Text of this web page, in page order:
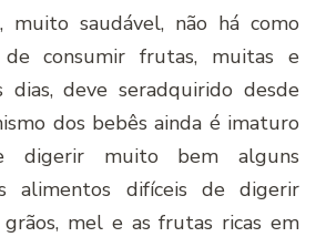
muito saudável, não há como
consumir frutas, muitas e
dias, deve seradquirido desde
dos bebês ainda é imaturo
digerir muito bem alguns
alimentos difíceis de digerir
mel e as frutas ricas em